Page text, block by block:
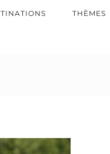
THÈMES